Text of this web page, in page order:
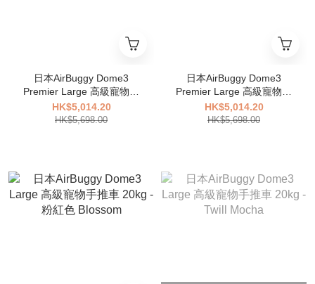
日本AirBuggy Dome3
Premier Large 高級寵物手
推車 20kg - NAVY BLUE
HK$5,014.20
HK$5,698.00
日本AirBuggy Dome3
Premier Large 高級寵物手
推車 20kg - IVORY WHITE
HK$5,014.20
HK$5,698.00